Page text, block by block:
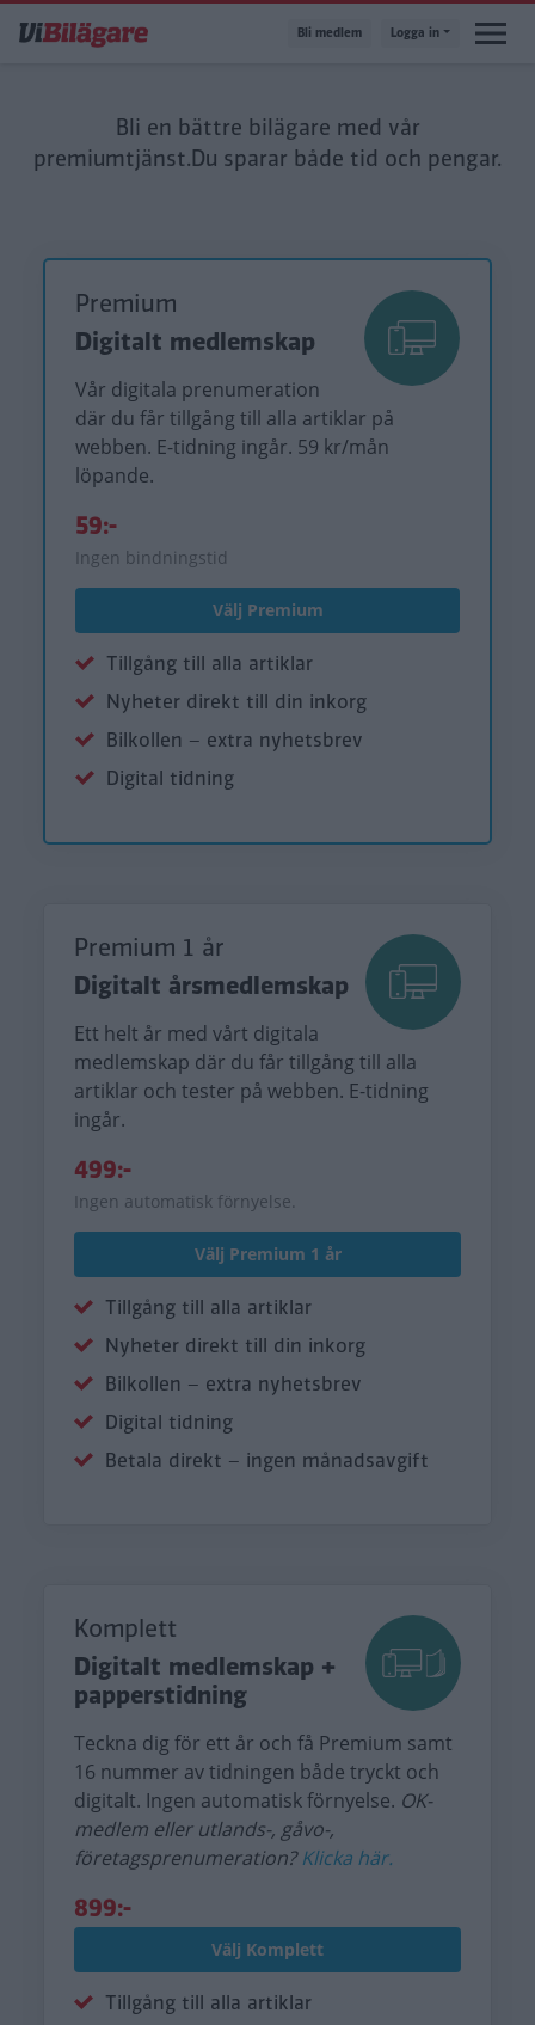
till
Bli medlem Logga in
Bli en bättre bilägare med vår
premiumtjänst.Du sparar både tid och pengar.
Premium
Digitalt medlemskap
Vår digitala prenumeration
där du får tillgång till alla artiklar på
webben. E-tidning ingår. 59 kr/mån
löpande.
59:-
Ingen bindningstid
Välj Premium
Tillgång till alla artiklar
Nyheter direkt till din inkorg
Bilkollen – extra nyhetsbrev
Digital tidning
Premium 1 år
Digitalt årsmedlemskap
Ett helt år med vårt digitala
medlemskap där du får tillgång till alla
artiklar och tester på webben. E-tidning
ingår.
499:-
Ingen automatisk förnyelse.
Välj Premium 1 år
Tillgång till alla artiklar
Nyheter direkt till din inkorg
Bilkollen – extra nyhetsbrev
Digital tidning
Betala direkt – ingen månadsavgift
Komplett
Digitalt medlemskap +
papperstidning
Teckna dig för ett år och få Premium samt
16 nummer av tidningen både tryckt och
digitalt. Ingen automatisk förnyelse. OK-
medlem eller utlands-, gåvo-,
företagsprenumeration?Klicka här.
899:-
Välj Komplett
Tillgång till alla artiklar